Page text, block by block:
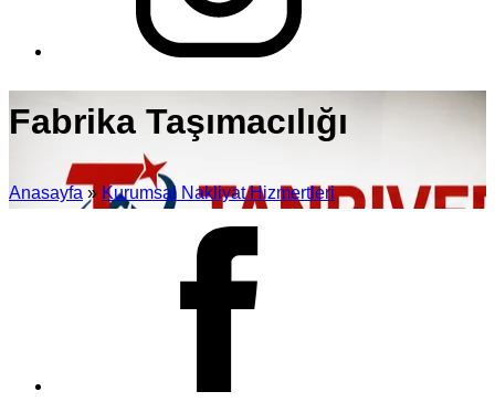
Fabrika Taşımacılığı
Anasayfa » Kurumsal Nakliyat Hizmertleri